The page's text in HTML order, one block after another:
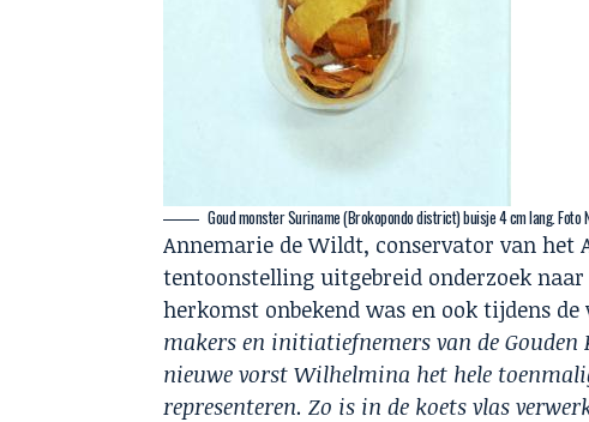
Goud monster Suriname (Brokopondo district) buisje 4 cm lang.
Annemarie de Wildt, conservator van het
tentoonstelling uitgebreid onderzoek naar
herkomst onbekend was en ook tijdens
makers en initiatiefnemers van de
nieuwe vorst Wilhelmina het hele
representeren. Zo is in de koets vlas